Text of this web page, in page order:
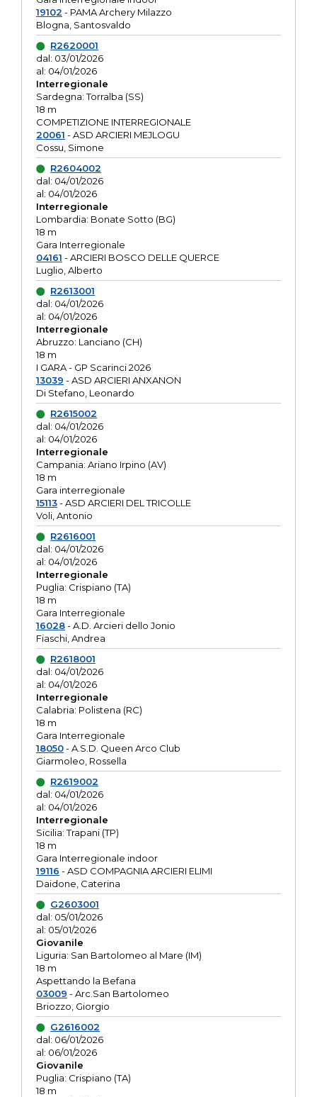
19102 - PAMA Archery Milazzo
Blogna, Santosvaldo
R2620001
dal: 03/01/2026
al: 04/01/2026
Interregionale
Sardegna: Torralba (SS)
18 m
COMPETIZIONE INTERREGIONALE
20061 - ASD ARCIERI MEJLOGU
Cossu, Simone
R2604002
dal: 04/01/2026
al: 04/01/2026
Interregionale
Lombardia: Bonate Sotto (BG)
18 m
Gara Interregionale
04161 - ARCIERI BOSCO DELLE QUERCE
Luglio, Alberto
R2613001
dal: 04/01/2026
al: 04/01/2026
Interregionale
Abruzzo: Lanciano (CH)
18 m
I GARA - GP Scarinci 2026
13039 - ASD ARCIERI ANXANON
Di Stefano, Leonardo
R2615002
dal: 04/01/2026
al: 04/01/2026
Interregionale
Campania: Ariano Irpino (AV)
18 m
Gara interregionale
15113- ASD ARCIERI DEL TRICOLLE
Voli, Antonio
R2616001
dal: 04/01/2026
al: 04/01/2026
Interregionale
Puglia: Crispiano (TA)
18 m
Gara Interregionale
16028- A.D. Arcieri dello Jonio
Fiaschi, Andrea
R2618001
dal: 04/01/2026
al: 04/01/2026
Interregionale
Calabria: Polistena (RC)
18 m
Gara Interregionale
18050- A.S.D. Queen Arco Club
Giarmoleo, Rossella
R2619002
dal: 04/01/2026
al: 04/01/2026
Interregionale
Sicilia: Trapani (TP)
18 m
Gara Interregionale indoor
19116 - ASD COMPAGNIA ARCIERI ELIMI
Daidone, Caterina
G2603001
dal: 05/01/2026
al: 05/01/2026
Giovanile
Liguria: San Bartolomeo al Mare (IM)
18 m
Aspettando la Befana
03009 - Arc.San Bartolomeo
Briozzo, Giorgio
G2616002
dal: 06/01/2026
al: 06/01/2026
Giovanile
Puglia: Crispiano (TA)
18 m